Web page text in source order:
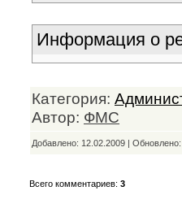
Информация о
Категория:
Автор: ФМС
Добавлено: 12.02.2009 |
Всего комментариев: 3